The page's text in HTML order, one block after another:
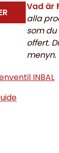
Vad är
alla
som du
offert.
menyn.
INBAL